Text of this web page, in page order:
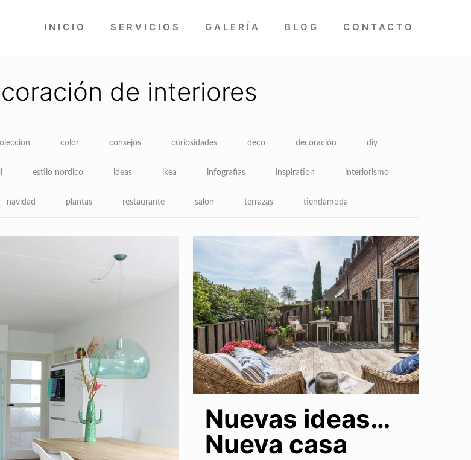
INICIO SERVICIOS GALERÍA BLOG CONTACTO
de interiores
color consejos curiosidades deco decoración diy
estilo nordico ideas ikea infografias inspiration interiorismo
navidad plantas restaurante salon terrazas tiendamoda
Nuevas ideas…
Nueva casa